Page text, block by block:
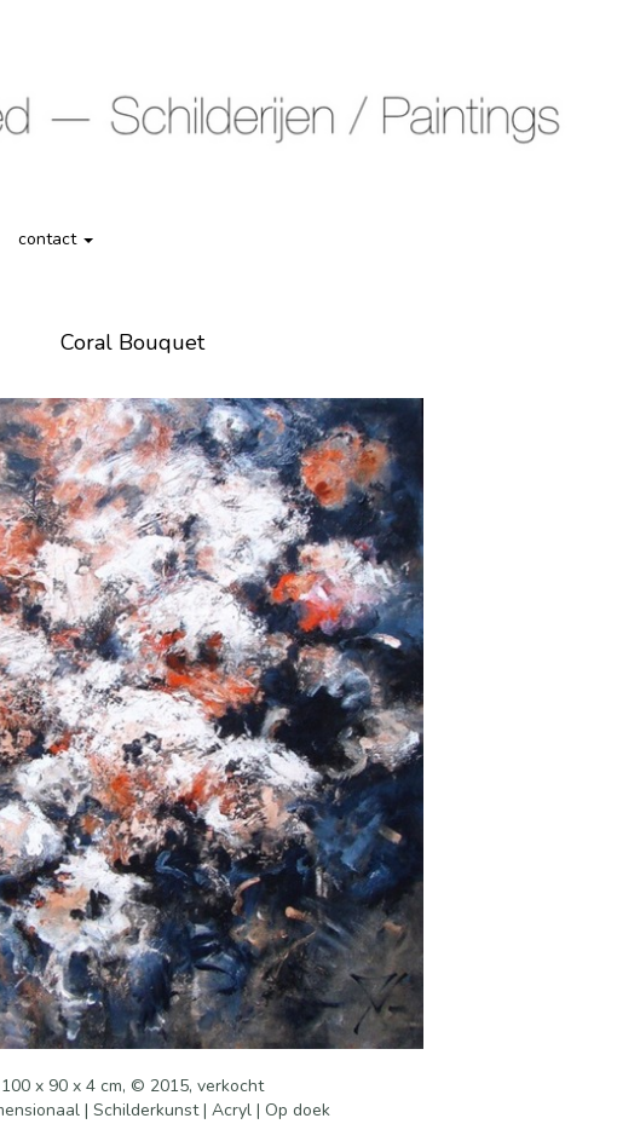
contact
Coral Bouquet
100 x 90 x 4 cm, © 2015, verkocht
| Schilderkunst | Acryl | Op doek